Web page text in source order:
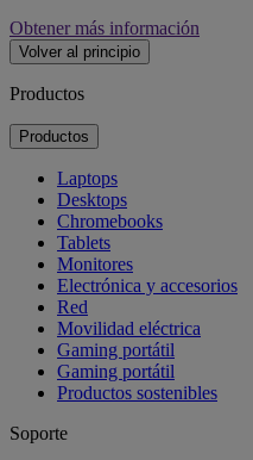
Obtener más información
Volver al principio
Productos
Productos
Laptops
Desktops
Chromebooks
Tablets
Monitores
Electrónica y accesorios
Red
Movilidad eléctrica
Gaming portátil
Gaming portátil
Productos sostenibles
Soporte